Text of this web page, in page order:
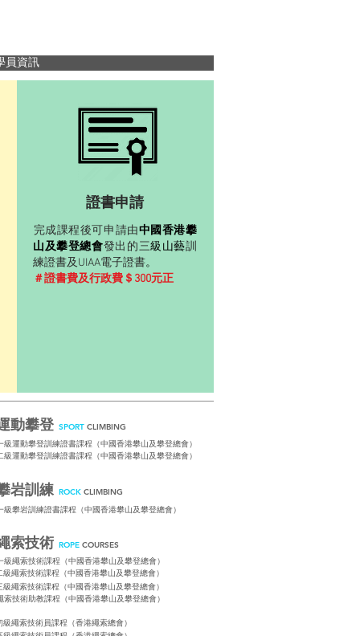
員資訊
證書申請
完成課程後可申請由中國香港攀
山及攀登總會發出的三級山藝訓
練證書及UIAA電子證書。
＃證書費及行政費＄300元正
動攀登 SPORT CLIMBING
級運動攀登訓練證書課程（中國香港攀山及攀登總會）
級運動攀登訓練證書課程（中國香港攀山及攀登總會）
岩訓練 ROCK CLIMBING
級攀岩訓練證書課程（中國香港攀山及攀登總會）
索技術 ROPE COURSES
級繩索技術課程（中國香港攀山及攀登總會）​
級繩索技術課程（中國香港攀山及攀登總會）​
級繩索技術課程（中國香港攀山及攀登總會）​
索技術助教課程（中國香港攀山及攀登總會）​
級繩索技術員課程（香港繩索總會）​